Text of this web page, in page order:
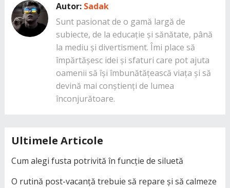
Autor: Sadak
Sunt pasionat de o gamă largă de
subiecte, de la educație și sănătate, până
la mediu și divertisment. Îmi place să
împărtășesc idei și sfaturi care pot ajuta
oamenii să își îmbunătățească viața și să
devină mai conștienți de lumea
înconjurătoare.
Ultimele Articole
Cum alegi fusta potrivită în funcție de siluetă
O rutină post-vacanță trebuie să repare și să calmeze